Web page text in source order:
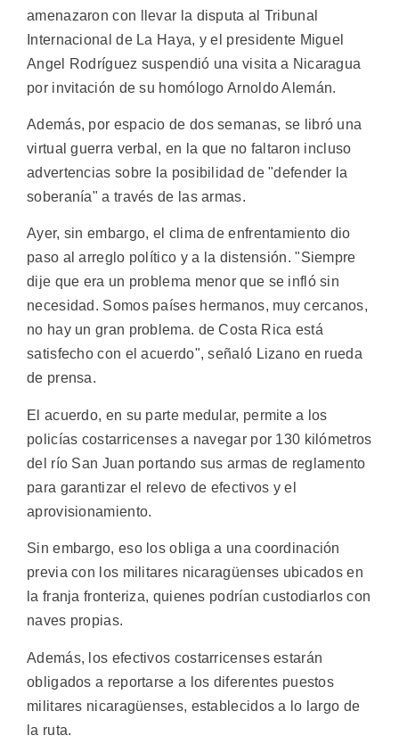
amenazaron con llevar la disputa al Tribunal
Internacional de La Haya, y el presidente Miguel
Angel Rodríguez suspendió una visita a Nicaragua
por invitación de su homólogo Arnoldo Alemán.
Además, por espacio de dos semanas, se libró una
virtual guerra verbal, en la que no faltaron incluso
advertencias sobre la posibilidad de "defender la
soberanía" a través de las armas.
Ayer, sin embargo, el clima de enfrentamiento dio
paso al arreglo político y a la distensión. "Siempre
dije que era un problema menor que se infló sin
necesidad. Somos países hermanos, muy cercanos,
no hay un gran problema. de Costa Rica está
satisfecho con el acuerdo", señaló Lizano en rueda
de prensa.
El acuerdo, en su parte medular, permite a los
policías costarricenses a navegar por 130 kilómetros
del río San Juan portando sus armas de reglamento
para garantizar el relevo de efectivos y el
aprovisionamiento.
Sin embargo, eso los obliga a una coordinación
previa con los militares nicaragüenses ubicados en
la franja fronteriza, quienes podrían custodiarlos con
naves propias.
Además, los efectivos costarricenses estarán
obligados a reportarse a los diferentes puestos
militares nicaragüenses, establecidos a lo largo de
la ruta.